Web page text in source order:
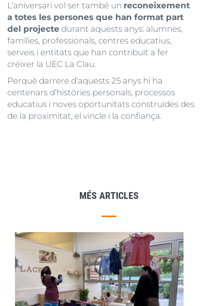
L’aniversari vol ser també un reconeixement
a totes les persones que han format part
del projecte durant aquests anys: alumnes,
famílies, professionals, centres educatius,
serveis i entitats que han contribuït a fer
créixer la UEC La Clau.
Perquè darrere d’aquests 25 anys hi ha
centenars d’històries personals, processos
educatius i noves oportunitats construïdes des
de la proximitat, el vincle i la confiança.
MÉS ARTICLES